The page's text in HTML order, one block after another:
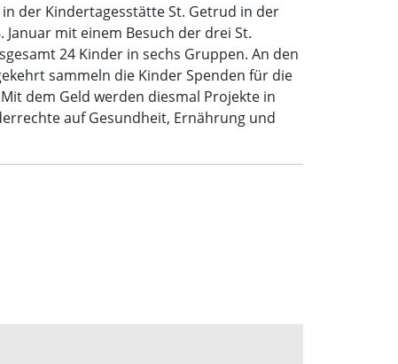
der Kindertagesstätte St. Getrud in der
mit einem Besuch der drei St.
24 Kinder in sechs Gruppen. An den
sammeln die Kinder Spenden für die
dem Geld werden diesmal Projekte in
auf Gesundheit, Ernährung und